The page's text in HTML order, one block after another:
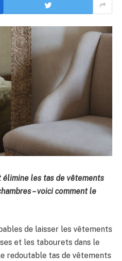
élimine les tas de vêtements
– voici comment le
de laisser les vêtements
et les tabourets dans le
redoutable tas de vêtements